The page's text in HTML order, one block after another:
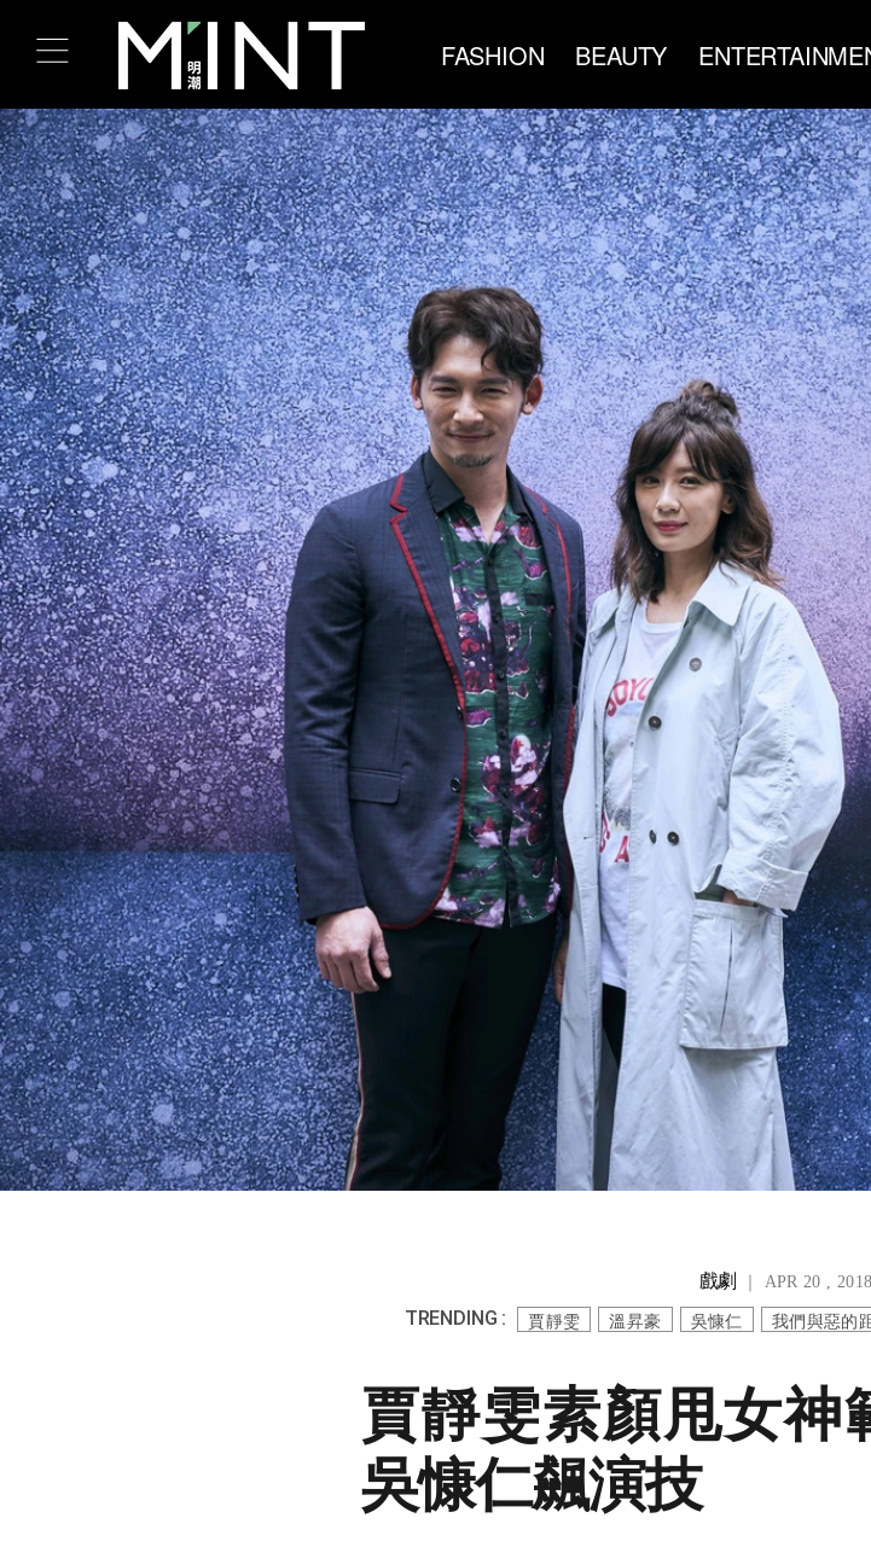
FASHION BEAUTY
戲劇 ｜ APR 20 ,
TRENDING : 賈靜雯 溫昇豪 吳慷仁 我們與惡的
賈靜雯素顏甩女
吳慷仁飆演技